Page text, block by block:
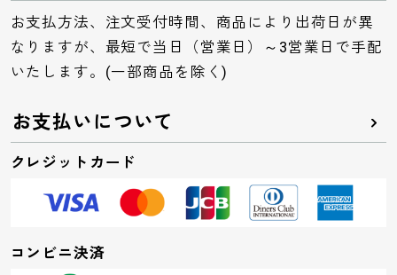
お支払方法、注文受付時間、商品により出荷日が異
なりますが、最短で当日（営業日）～3営業日で手配
いたします。(一部商品を除く)
お支払いについて
クレジットカード
コンビニ決済